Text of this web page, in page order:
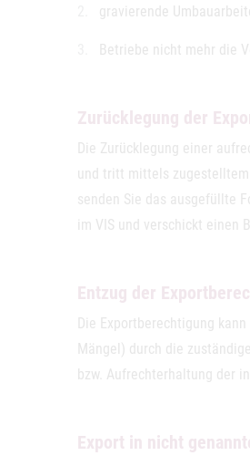
gravierende
Betriebe nicht mehr die
Zurücklegung der
Die Zurücklegung einer
und tritt mittels
senden Sie das ausgefüllte
im VIS und verschickt einen
Entzug der
Die Exportberechtigung
Mängel) durch die
bzw. Aufrechterhaltung der
Export in nicht